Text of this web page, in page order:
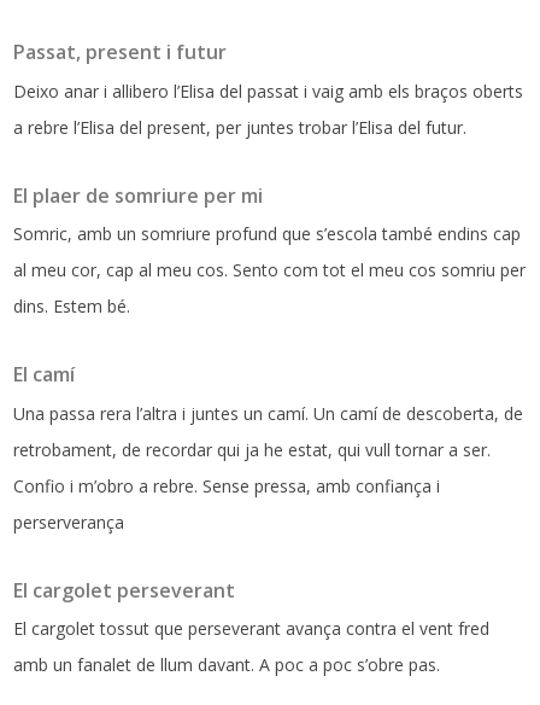
Passat, present i futur
Deixo anar i allibero l’Elisa del passat i vaig amb els braços oberts
a rebre l’Elisa del present, per juntes trobar l’Elisa del futur.
El plaer de somriure per mi
Somric, amb un somriure profund que s’escola també endins cap
al meu cor, cap al meu cos. Sento com tot el meu cos somriu per
dins. Estem bé.
El camí
Una passa rera l’altra i juntes un camí. Un camí de descoberta, de
retrobament, de recordar qui ja he estat, qui vull tornar a ser.
Confio i m’obro a rebre. Sense pressa, amb confiança i
perserverança
El cargolet perseverant
El cargolet tossut que perseverant avança contra el vent fred
amb un fanalet de llum davant. A poc a poc s’obre pas.